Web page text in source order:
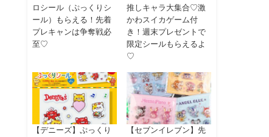
ロシール（ぷっくりシ
ール）もらえる！先着
プレキャンは争奪戦必
至♡
推しキャラ大集合♡激
かわスイカゲーム付
き！週末プレゼントで
限定シールもらえるよ
♡
【デニーズ】ぷっくり
【セブンイレブン】先